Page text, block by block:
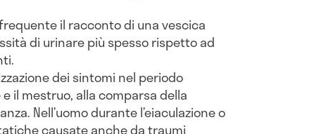
il racconto di una vescica
di urinare più spesso rispetto ad
dei sintomi nel periodo
il mestruo, alla comparsa della
Nell’uomo durante l’eiaculazione o
causate anche da traumi